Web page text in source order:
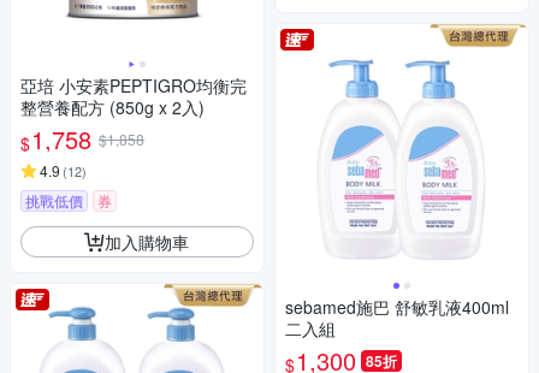
亞培 小安素PEPTIGRO均衡完
整營養配方 (850g x 2入)
$1,758 $1,858
4.9 (12)
挑戰低價 券
加入購物車
sebamed施巴 舒敏乳液400ml
二入組
$1,300 85折